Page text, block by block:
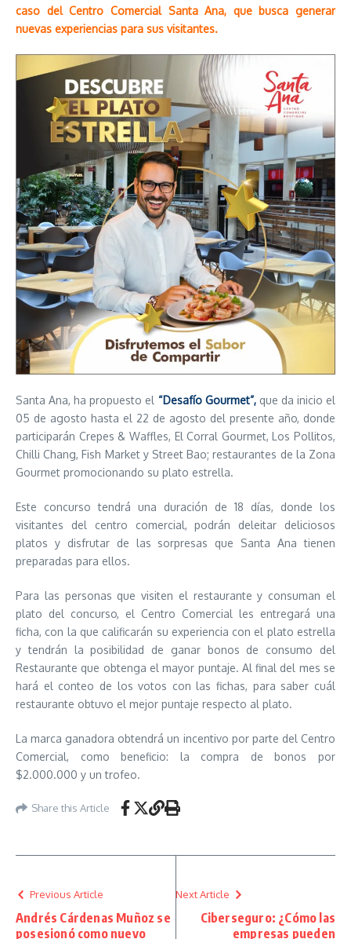
caso del Centro Comercial Santa Ana, que busca generar
nuevas experiencias para sus visitantes.
Santa Ana, ha propuesto el “Desafío Gourmet”, que da inicio el
05 de agosto hasta el 22 de agosto del presente año, donde
participarán Crepes & Waffles, El Corral Gourmet, Los Pollitos,
Chilli Chang, Fish Market y Street Bao; restaurantes de la Zona
Gourmet promocionando su plato estrella.
Este concurso tendrá una duración de 18 días, donde los
visitantes del centro comercial, podrán deleitar deliciosos
platos y disfrutar de las sorpresas que Santa Ana tienen
preparadas para ellos.
Para las personas que visiten el restaurante y consuman el
plato del concurso, el Centro Comercial les entregará una
ficha, con la que calificarán su experiencia con el plato estrella
y tendrán la posibilidad de ganar bonos de consumo del
Restaurante que obtenga el mayor puntaje. Al final del mes se
hará el conteo de los votos con las fichas, para saber cuál
restaurante obtuvo el mejor puntaje respecto al plato.
La marca ganadora obtendrá un incentivo por parte del Centro
Comercial, como beneficio: la compra de bonos por
$2.000.000 y un trofeo.
Share this Article
Previous Article
Andrés Cárdenas Muñoz se
posesionó como nuevo
Next Article
Ciberseguro: ¿Cómo las
empresas pueden